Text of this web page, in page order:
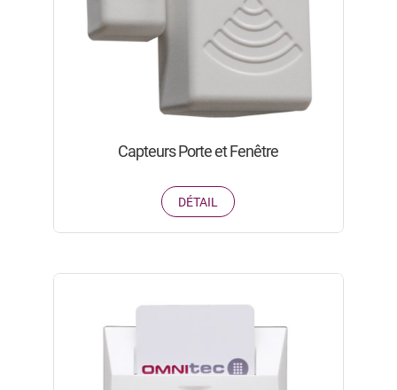
Capteurs Porte et Fenêtre
DÉTAIL